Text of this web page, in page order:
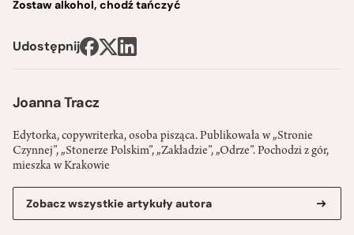
Joanna Tracz
Edytorka, copywriterka, osoba pisząca. Publikowała w „Stronie
Czynnej”, „Stonerze Polskim”, „Zakładzie”, „Odrze”. Pochodzi z gór,
mieszka w Krakowie
Zobacz wszystkie artykuły autora
Zostaw alkohol, chodź tańczyć
Udostępnij